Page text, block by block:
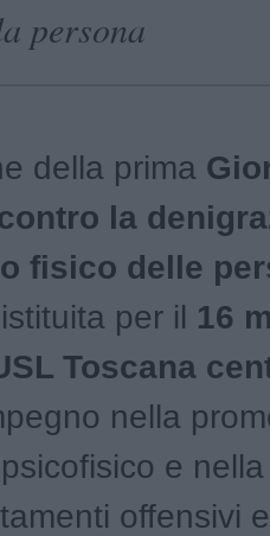
persona
della prima
la
fisico delle
per il 16
Toscana
nella
e
offensivi e